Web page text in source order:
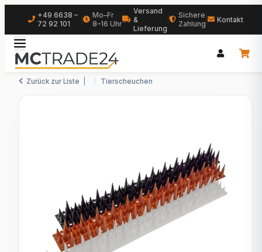
+49 6638 –
72 92 101
Mo–Fr
8–16 Uhr
Versand
&
Lieferung
Sichere
Zahlung
Kontakt
Zurück zur Liste Tierscheuchen